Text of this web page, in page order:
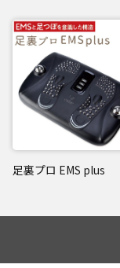
【EMS強度レベル
・レベル1～レベ
を上げてください
・かかとの位置を
裏を合わせます。
が変わります。
い線 26cm以上 →
*1：使用中の一時
足裏プロ EMS plus